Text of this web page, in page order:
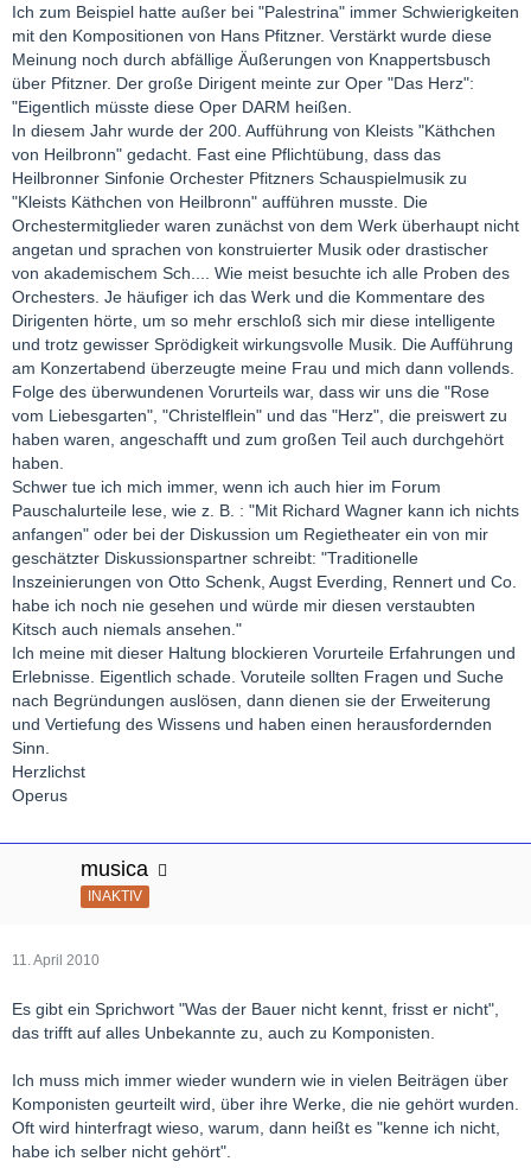
Ich zum Beispiel hatte außer bei "Palestrina" immer Schwierigkeiten
mit den Kompositionen von Hans Pfitzner. Verstärkt wurde diese
Meinung noch durch abfällige Äußerungen von Knappertsbusch
über Pfitzner. Der große Dirigent meinte zur Oper "Das Herz":
"Eigentlich müsste diese Oper DARM heißen.
In diesem Jahr wurde der 200. Aufführung von Kleists "Käthchen
von Heilbronn" gedacht. Fast eine Pflichtübung, dass das
Heilbronner Sinfonie Orchester Pfitzners Schauspielmusik zu
"Kleists Käthchen von Heilbronn" aufführen musste. Die
Orchestermitglieder waren zunächst von dem Werk überhaupt nicht
angetan und sprachen von konstruierter Musik oder drastischer
von akademischem Sch.... Wie meist besuchte ich alle Proben des
Orchesters. Je häufiger ich das Werk und die Kommentare des
Dirigenten hörte, um so mehr erschloß sich mir diese intelligente
und trotz gewisser Sprödigkeit wirkungsvolle Musik. Die Aufführung
am Konzertabend überzeugte meine Frau und mich dann vollends.
Folge des überwundenen Vorurteils war, dass wir uns die "Rose
vom Liebesgarten", "Christelflein" und das "Herz", die preiswert zu
haben waren, angeschafft und zum großen Teil auch durchgehört
haben.
Schwer tue ich mich immer, wenn ich auch hier im Forum
Pauschalurteile lese, wie z. B. : "Mit Richard Wagner kann ich nichts
anfangen" oder bei der Diskussion um Regietheater ein von mir
geschätzter Diskussionspartner schreibt: "Traditionelle
Inszeinierungen von Otto Schenk, Augst Everding, Rennert und Co.
habe ich noch nie gesehen und würde mir diesen verstaubten
Kitsch auch niemals ansehen."
Ich meine mit dieser Haltung blockieren Vorurteile Erfahrungen und
Erlebnisse. Eigentlich schade. Voruteile sollten Fragen und Suche
nach Begründungen auslösen, dann dienen sie der Erweiterung
und Vertiefung des Wissens und haben einen herausfordernden
Sinn.
Herzlichst
Operus
musica
INAKTIV
11. April 2010
Es gibt ein Sprichwort "Was der Bauer nicht kennt, frisst er nicht",
das trifft auf alles Unbekannte zu, auch zu Komponisten.
Ich muss mich immer wieder wundern wie in vielen Beiträgen über
Komponisten geurteilt wird, über ihre Werke, die nie gehört wurden.
Oft wird hinterfragt wieso, warum, dann heißt es "kenne ich nicht,
habe ich selber nicht gehört".